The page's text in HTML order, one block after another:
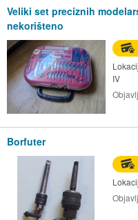
Veliki set preciznih
nekorišteno
IV
Borfuter